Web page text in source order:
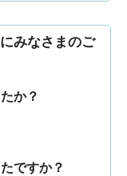
みなさまのご
か？
ですか？